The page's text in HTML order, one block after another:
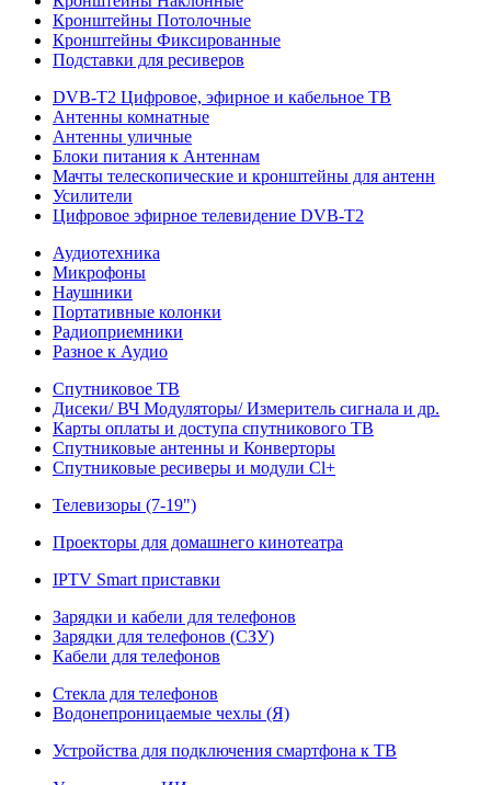
Кронштейны Потолочные
Кронштейны Фиксированные
Подставки для ресиверов
DVB-T2 Цифровое, эфирное и кабельное ТВ
Антенны комнатные
Антенны уличные
Блоки питания к Антеннам
Мачты телескопические и кронштейны для антенн
Усилители
Цифровое эфирное телевидение DVB-Т2
Аудиотехника
Микрофоны
Наушники
Портативные колонки
Радиоприемники
Разное к Аудио
Спутниковое ТВ
Дисеки/ ВЧ Модуляторы/ Измеритель сигнала и др.
Карты оплаты и доступа спутникового ТВ
Спутниковые антенны и Конверторы
Спутниковые ресиверы и модули Cl+
Телевизоры (7-19")
Проекторы для домашнего кинотеатра
IPTV Smart приставки
Зарядки и кабели для телефонов
Зарядки для телефонов (СЗУ)
Кабели для телефонов
Стекла для телефонов
Водонепроницаемые чехлы (Я)
Устройства для подключения смартфона к ТВ